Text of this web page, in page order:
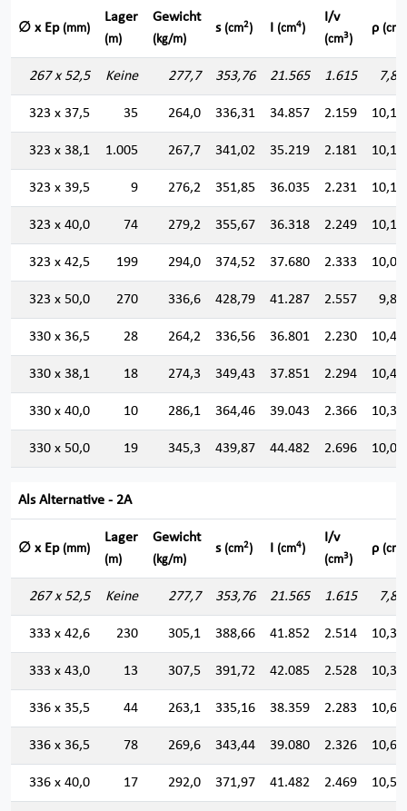
∅ x Ep (mm)
Lager
(m)
Gewicht
(kg/m)
s (cm2) I (cm4)
I/v
(cm3)
ρ (cm)
267 x 52,5 Keine 277,7 353,76 21.565 1.615
323 x 37,5 35 264,0 336,31 34.857 2.159
323 x 38,1 1.005 267,7 341,02 35.219 2.181
323 x 39,5 9 276,2 351,85 36.035 2.231
323 x 40,0 74 279,2 355,67 36.318 2.249
323 x 42,5 199 294,0 374,52 37.680 2.333
323 x 50,0 270 336,6 428,79 41.287 2.557
330 x 36,5 28 264,2 336,56 36.801 2.230
330 x 38,1 18 274,3 349,43 37.851 2.294
330 x 40,0 10 286,1 364,46 39.043 2.366
330 x 50,0 19 345,3 439,87 44.482 2.696
Als Alternative - 2A
∅ x Ep (mm)
Lager
(m)
Gewicht
(kg/m)
s (cm2) I (cm4)
I/v
(cm3)
ρ (cm)
267 x 52,5 Keine 277,7 353,76 21.565 1.615
333 x 42,6 230 305,1 388,66 41.852 2.514
333 x 43,0 13 307,5 391,72 42.085 2.528
336 x 35,5 44 263,1 335,16 38.359 2.283
336 x 36,5 78 269,6 343,44 39.080 2.326
336 x 40,0 17 292,0 371,97 41.482 2.469